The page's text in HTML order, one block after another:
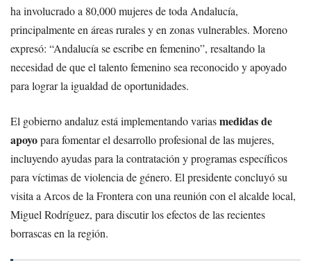
ha involucrado a 80,000 mujeres de toda Andalucía,
principalmente en áreas rurales y en zonas vulnerables. Moreno
expresó: “Andalucía se escribe en femenino”, resaltando la
necesidad de que el talento femenino sea reconocido y apoyado
para lograr la igualdad de oportunidades.
El gobierno andaluz está implementando variasmedidas de
apoyopara fomentar el desarrollo profesional de las mujeres,
incluyendo ayudas para la contratación y programas específicos
para víctimas de violencia de género. El presidente concluyó su
visita a Arcos de la Frontera con una reunión con el alcalde local,
Miguel Rodríguez, para discutir los efectos de las recientes
borrascas en la región.